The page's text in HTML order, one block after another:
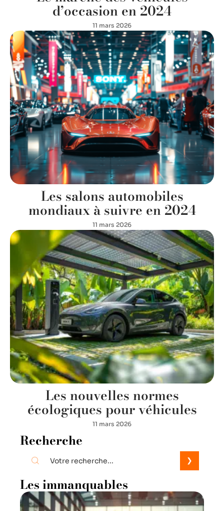
d’occasion en 2024
11 mars 2026
Les salons automobiles
mondiaux à suivre en 2024
11 mars 2026
Les nouvelles normes
écologiques pour véhicules
11 mars 2026
Recherche
Les immanquables